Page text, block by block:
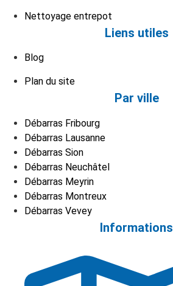
Nettoyage entrepot
Liens utiles
Blog
Plan du site
Par ville
Débarras Fribourg
Débarras Lausanne
Débarras Sion
Débarras Neuchâtel
Débarras Meyrin
Débarras Montreux
Débarras Vevey
Informations